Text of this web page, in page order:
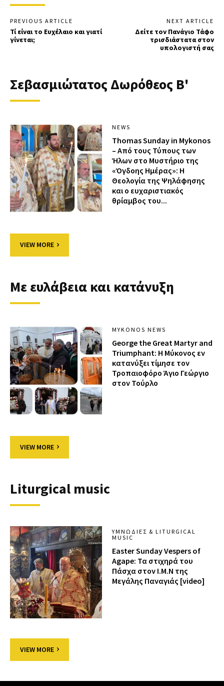
PREVIOUS ARTICLE
Τί είναι το Ευχέλαιο και γιατί
γίνεται;
NEXT ARTICLE
Δείτε τον Πανάγιο Τάφο
τρισδιάστατα στον
υπολογιστή σας
Σεβασμιώτατος Δωρόθεος Β'
NEWS
Thomas Sunday in Mykonos
– Από τους Τύπους των
Ήλων στο Μυστήριο της
«Όγδοης Ημέρας»: Η
Θεολογία της Ψηλάφησης
και ο ευχαριστιακός
θρίαμβος του...
VIEW MORE
Με ευλάβεια και κατάνυξη
MYKONOS NEWS
George the Great Martyr and
Triumphant: Η Μύκονος εν
κατανύξει τίμησε τον
Τροπαιοφόρο Άγιο Γεώργιο
στον Τούρλο
VIEW MORE
Liturgical music
ΥΜΝΩΔΊΕΣ & LITURGICAL
MUSIC
Easter Sunday Vespers of
Agape: Τα στιχηρά του
Πάσχα στον Ι.Μ.Ν της
Μεγάλης Παναγιάς [video]
VIEW MORE